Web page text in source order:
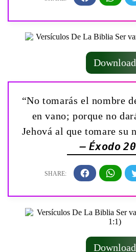
Download
“No tomarás el nombre
en vano; porque no
Jehová al que tomare su
— Éxodo
Download